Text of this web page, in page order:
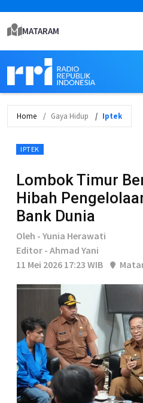
MATARAM
Home Gaya Hidup Iptek
IPTEK
Lombok Timur
Hibah
Bank Dunia
Oleh - Yunia Herawati
Editor - Ahmad Yani
11 Mei 2026 17:23 WIB